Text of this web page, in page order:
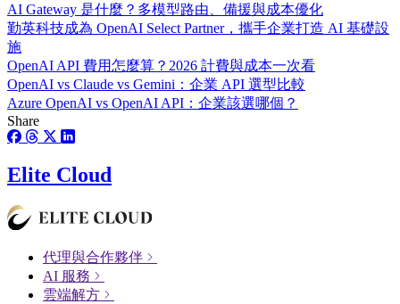
AI Gateway 是什麼？多模型路由、備援與成本優化
勤英科技成為 OpenAI Select Partner，攜手企業打造 AI 基礎設
施
OpenAI API 費用怎麼算？2026 計費與成本一次看
OpenAI vs Claude vs Gemini：企業 API 選型比較
Azure OpenAI vs OpenAI API：企業該選哪個？
Share
Elite Cloud
代理與合作夥伴
AI 服務
雲端解方